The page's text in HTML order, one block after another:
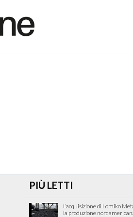
PIÙ LETTI
L’acquisizione di Lomiko
la produzione